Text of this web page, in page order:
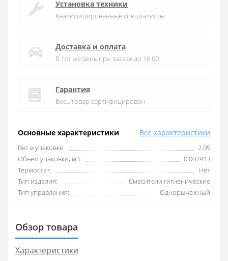
Основные характеристики Все характеристики
Вес в упаковке:
2.05
Объём упаковки, м3:
0.007913
Термостат:
Нет
Тип изделия:
Смесители гигиенические
Тип управления:
Однорычажный
Установка техники
Квалифицированные специалисты
Доставка и оплата
В тот же день при заказе до 16:00
Гарантия
Весь товар сертифицирован
Обзор товара
Характеристики